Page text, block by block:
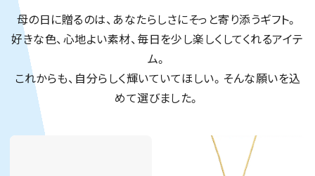
母の日に贈るのは、あなたらしさにそっと寄り添うギフト。
好きな色、心地よい素材、毎日を少し楽しくしてくれるアイテ
ム。
これからも、自分らしく輝いていてほしい。そんな願いを込
めて選びました。